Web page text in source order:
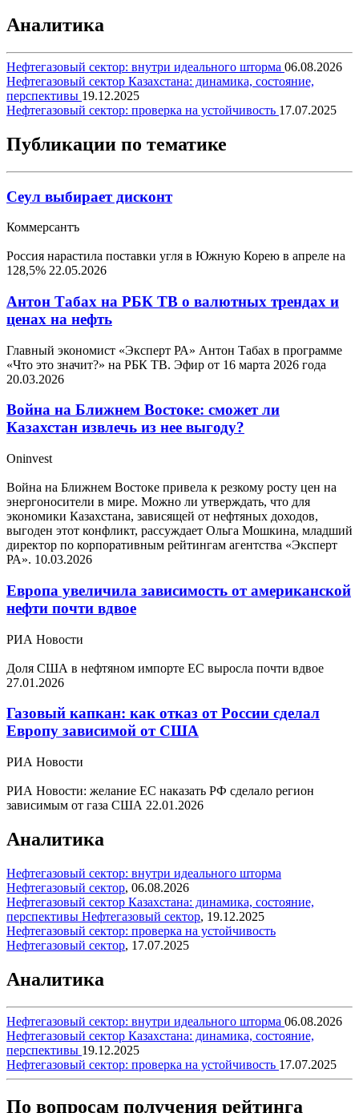
Аналитика
Нефтегазовый сектор: внутри идеального шторма 06.08.2026
Нефтегазовый сектор Казахстана: динамика, состояние,
перспективы 19.12.2025
Нефтегазовый сектор: проверка на устойчивость 17.07.2025
Публикации по тематике
Сеул выбирает дисконт
Коммерсантъ
Россия нарастила поставки угля в Южную Корею в апреле на
128,5% 22.05.2026
Антон Табах на РБК ТВ о валютных трендах и
ценах на нефть
Главный экономист «Эксперт РА» Антон Табах в программе
«Что это значит?» на РБК ТВ. Эфир от 16 марта 2026 года
20.03.2026
Война на Ближнем Востоке: сможет ли
Казахстан извлечь из нее выгоду?
Oninvest
Война на Ближнем Востоке привела к резкому росту цен на
энергоносители в мире. Можно ли утверждать, что для
экономики Казахстана, зависящей от нефтяных доходов,
выгоден этот конфликт, рассуждает Ольга Мошкина, младший
директор по корпоративным рейтингам агентства «Эксперт
РА». 10.03.2026
Европа увеличила зависимость от американской
нефти почти вдвое
РИА Новости
Доля США в нефтяном импорте ЕС выросла почти вдвое
27.01.2026
Газовый капкан: как отказ от России сделал
Европу зависимой от США
РИА Новости
РИА Новости: желание ЕС наказать РФ сделало регион
зависимым от газа США 22.01.2026
Аналитика
Нефтегазовый сектор: внутри идеального шторма
Нефтегазовый сектор, 06.08.2026
Нефтегазовый сектор Казахстана: динамика, состояние,
перспективы Нефтегазовый сектор, 19.12.2025
Нефтегазовый сектор: проверка на устойчивость
Нефтегазовый сектор, 17.07.2025
Аналитика
Нефтегазовый сектор: внутри идеального шторма 06.08.2026
Нефтегазовый сектор Казахстана: динамика, состояние,
перспективы 19.12.2025
Нефтегазовый сектор: проверка на устойчивость 17.07.2025
По вопросам получения рейтинга